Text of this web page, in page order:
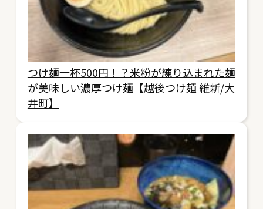
つけ麺一杯500円！？米粉が練り込まれた麺
が美味しい濃厚つけ麺【越後つけ麺 維新/大
井町】